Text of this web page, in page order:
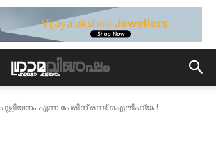
പുളിയനം എന്ന പേരിന് രണ്ട് ഐതിഹ്യം!